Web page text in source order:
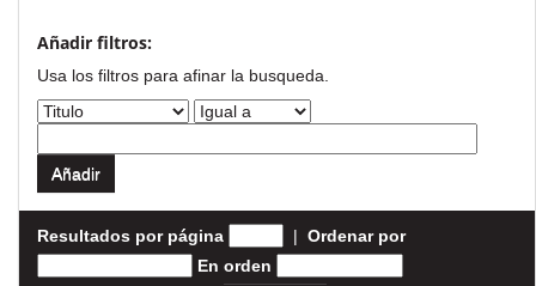
Añadir filtros:
Usa los filtros para afinar la busqueda.
Resultados por página | Ordenar por
En orden